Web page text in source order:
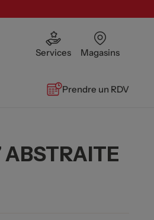
Services Magasins
Prendre un RDV